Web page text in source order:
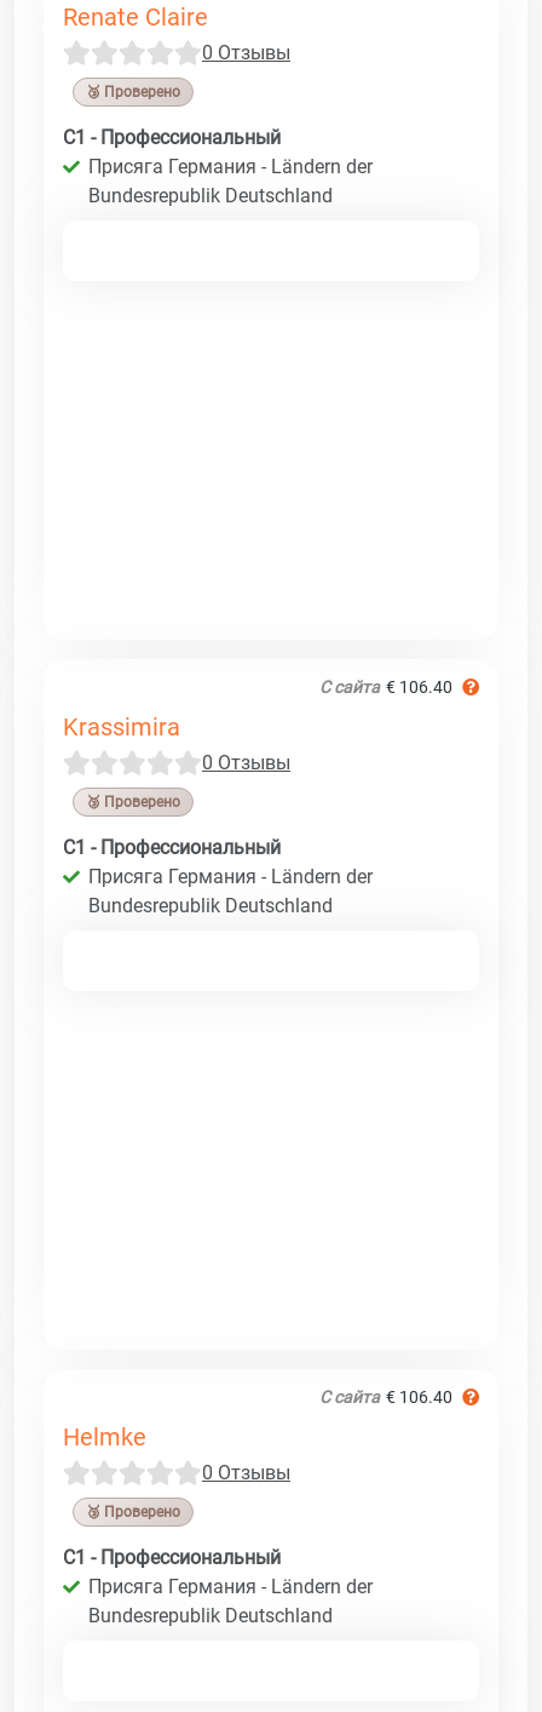
Renate Claire
0 Отзывы
🥉 Проверено
C1 - Профессиональный
Присяга Германия - Ländern der
Bundesrepublik Deutschland
С сайта € 106.40
Krassimira
0 Отзывы
🥉 Проверено
C1 - Профессиональный
Присяга Германия - Ländern der
Bundesrepublik Deutschland
С сайта € 106.40
Helmke
0 Отзывы
🥉 Проверено
C1 - Профессиональный
Присяга Германия - Ländern der
Bundesrepublik Deutschland